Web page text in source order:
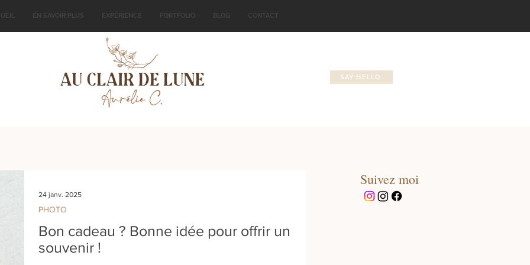
EN SAVOIR PLUS EXPÉRIENCE PORTFOLIO BLOG CONTACT
SAY HELLO
Bon cadeau ? Bonne idée pour offrir un
souvenir !
PHOTO
24 janv. 2025
Suivez moi